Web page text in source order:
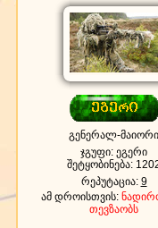
გენერალ-მაიორი
ჯგუფი: ეგერი
შეტყობინება:
რეპუტაცია: 9
ამ დროისთვის:
თევზაობს